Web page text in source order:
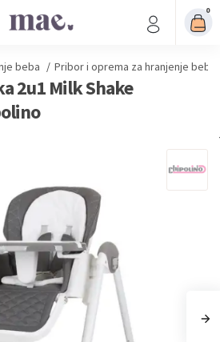
0
beba / Pribor i oprema za hranjenje beba
2u1 Milk Shake